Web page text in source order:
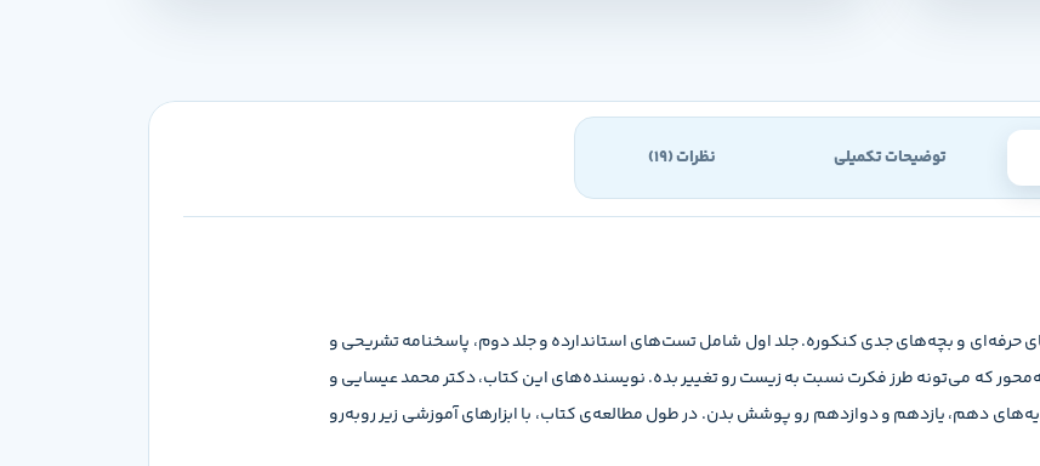
توضیحات تکمیلی نظرات (19)
و بچه‌های جدی کنکوره. جلد اول شامل تست‌های استاندارده و جلد دوم، پاسخنامه تشریحی و
که می‌تونه طرز فکرت نسبت به زیست رو تغییر بده. نویسنده‌های این کتاب، دکتر محمد عیسایی و
دهم، یازدهم و دوازدهم رو پوشش بدن. در طول مطالعه‌ی کتاب، با ابزارهای آموزشی زیر روبه‌رو